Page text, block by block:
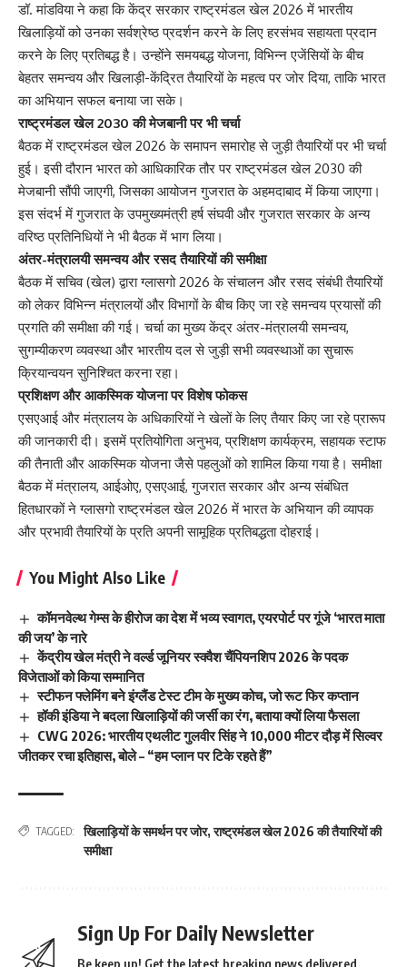
डॉ. मांडविया ने कहा कि केंद्र सरकार राष्ट्रमंडल खेल 2026 में भारतीय
खिलाड़ियों को उनका सर्वश्रेष्ठ प्रदर्शन करने के लिए हरसंभव सहायता प्रदान
करने के लिए प्रतिबद्ध है। उन्होंने समयबद्ध योजना, विभिन्न एजेंसियों के बीच
बेहतर समन्वय और खिलाड़ी-केंद्रित तैयारियों के महत्व पर जोर दिया, ताकि भारत
का अभियान सफल बनाया जा सके।
राष्ट्रमंडल खेल 2030 की मेजबानी पर भी चर्चा
बैठक में राष्ट्रमंडल खेल 2026 के समापन समारोह से जुड़ी तैयारियों पर भी चर्चा
हुई। इसी दौरान भारत को आधिकारिक तौर पर राष्ट्रमंडल खेल 2030 की
मेजबानी सौंपी जाएगी, जिसका आयोजन गुजरात के अहमदाबाद में किया जाएगा।
इस संदर्भ में गुजरात के उपमुख्यमंत्री हर्ष संघवी और गुजरात सरकार के अन्य
वरिष्ठ प्रतिनिधियों ने भी बैठक में भाग लिया।
अंतर-मंत्रालयी समन्वय और रसद तैयारियों की समीक्षा
बैठक में सचिव (खेल) द्वारा ग्लासगो 2026 के संचालन और रसद संबंधी तैयारियों
को लेकर विभिन्न मंत्रालयों और विभागों के बीच किए जा रहे समन्वय प्रयासों की
प्रगति की समीक्षा की गई। चर्चा का मुख्य केंद्र अंतर-मंत्रालयी समन्वय,
सुगम्यीकरण व्यवस्था और भारतीय दल से जुड़ी सभी व्यवस्थाओं का सुचारू
क्रियान्वयन सुनिश्चित करना रहा।
प्रशिक्षण और आकस्मिक योजना पर विशेष फोकस
एसएआई और मंत्रालय के अधिकारियों ने खेलों के लिए तैयार किए जा रहे प्रारूप
की जानकारी दी। इसमें प्रतियोगिता अनुभव, प्रशिक्षण कार्यक्रम, सहायक स्टाफ
की तैनाती और आकस्मिक योजना जैसे पहलुओं को शामिल किया गया है। समीक्षा
बैठक में मंत्रालय, आईओए, एसएआई, गुजरात सरकार और अन्य संबंधित
हितधारकों ने ग्लासगो राष्ट्रमंडल खेल 2026 में भारत के अभियान की व्यापक
और प्रभावी तैयारियों के प्रति अपनी सामूहिक प्रतिबद्धता दोहराई।
You Might Also Like
कॉमनवेल्थ गेम्स के हीरोज का देश में भव्य स्वागत, एयरपोर्ट पर गूंजे ‘भारत माता
की जय’ के नारे
केंद्रीय खेल मंत्री ने वर्ल्ड जूनियर स्क्वैश चैंपियनशिप 2026 के पदक
विजेताओं को किया सम्मानित
स्टीफन फ्लेमिंग बने इंग्लैंड टेस्ट टीम के मुख्य कोच, जो रूट फिर कप्तान
हॉकी इंडिया ने बदला खिलाड़ियों की जर्सी का रंग, बताया क्यों लिया फैसला
CWG 2026: भारतीय एथलीट गुलवीर सिंह ने 10,000 मीटर दौड़ में सिल्वर
जीतकर रचा इतिहास, बोले – “हम प्लान पर टिके रहते हैं”
TAGGED: खिलाड़ियों के समर्थन पर जोर,राष्ट्रमंडल खेल 2026 की तैयारियों की
समीक्षा
Sign Up For Daily Newsletter
Be keep up! Get the latest breaking news delivered